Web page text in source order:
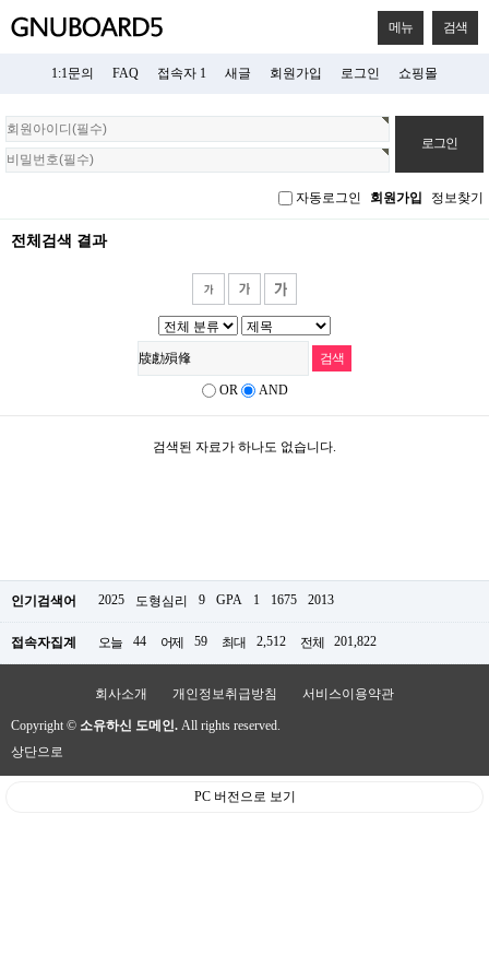
메뉴 검색
1:1문의 FAQ 접속자 1 새글 회원가입 로그인 쇼핑몰
회
원
로
자동로그인 회원가입 정보찾기
전체검색 결과
OR AND
검색된 자료가 하나도 없습니다.
인기검색어 2025 도형심리 9 GPA 1 1675 2013
접속자집계 오늘 44 어제 59 최대 2,512 전체 201,822
회사소개 개인정보취급방침 서비스이용약관
Copyright © 소유하신 도메인. All rights reserved.
상단으로
PC 버전으로 보기